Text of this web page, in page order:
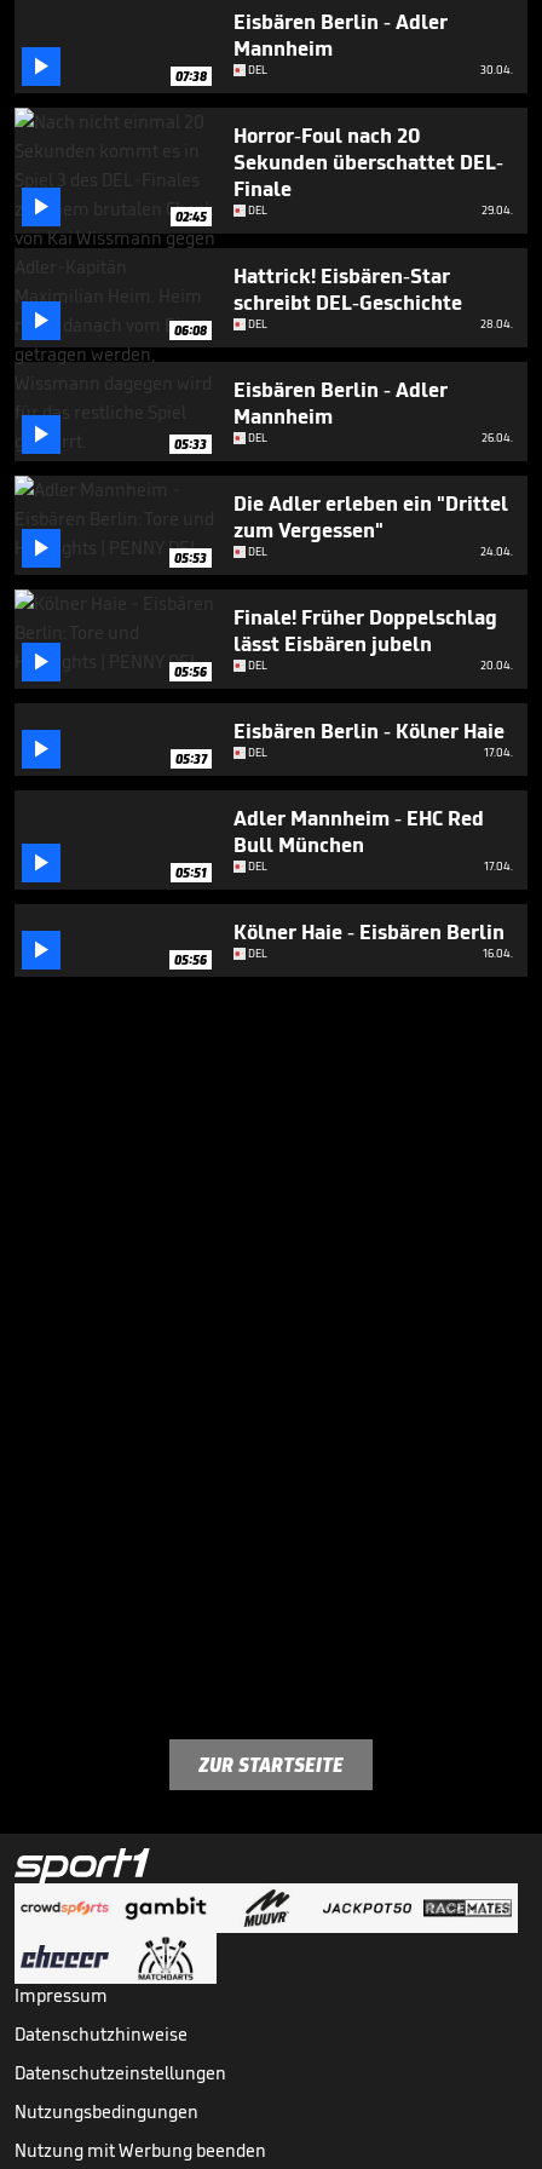
49
seconds
 07:38
Eisbären Berlin - Adler
Mannheim
DEL 30.04.
 02:45
Horror-Foul nach 20
Sekunden überschattet DEL-
Finale
DEL 29.04.
 06:08
Hattrick! Eisbären-Star
schreibt DEL-Geschichte
DEL 28.04.
 05:33
Eisbären Berlin - Adler
Mannheim
DEL 26.04.
 05:53
Die Adler erleben ein "Drittel
zum Vergessen"
DEL 24.04.
 05:56
Finale! Früher Doppelschlag
lässt Eisbären jubeln
DEL 20.04.
 05:37
Eisbären Berlin - Kölner Haie
DEL 17.04.
 05:51
Adler Mannheim - EHC Red
Bull München
DEL 17.04.
 05:56
Kölner Haie - Eisbären Berlin
DEL 16.04.
ZUR STARTSEITE
Impressum
Datenschutzhinweise
Datenschutzeinstellungen
Nutzungsbedingungen
Nutzung mit Werbung beenden